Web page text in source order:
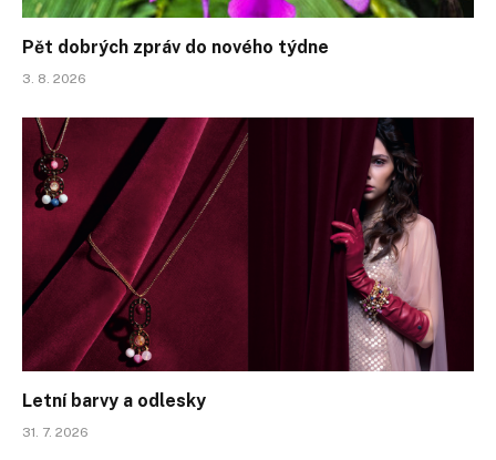
Pět dobrých zpráv do nového týdne
3. 8. 2026
Letní barvy a odlesky
31. 7. 2026